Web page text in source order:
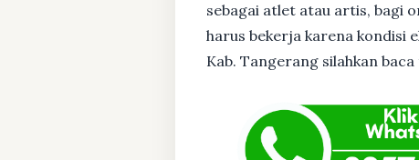
sebagai atlet atau artis, bagi
harus bekerja karena kondisi
Kab. Tangerang silahkan